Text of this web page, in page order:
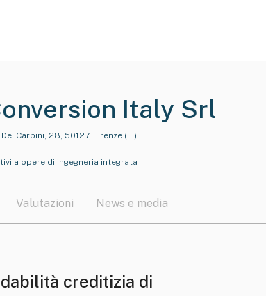
Italy Srl
Carpini, 28, 50127, Firenze (FI)
a opere di ingegneria integrata
Valutazioni News e media
creditizia di